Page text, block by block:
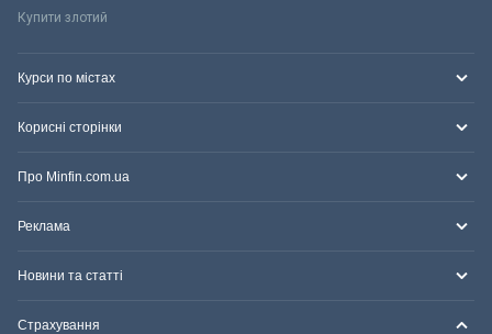
Купити злотий
Курси по містах
Корисні сторінки
Про Minfin.com.ua
Реклама
Новини та статті
Страхування